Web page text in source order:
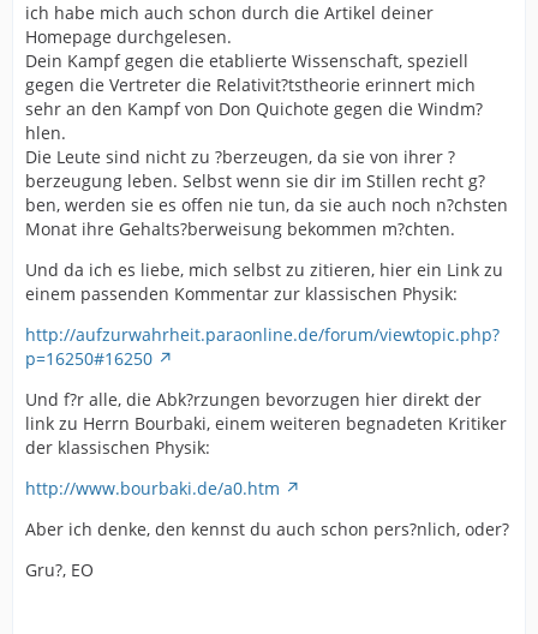
ich habe mich auch schon durch die Artikel deiner
Homepage durchgelesen.
Dein Kampf gegen die etablierte Wissenschaft, speziell
gegen die Vertreter die Relativit?tstheorie erinnert mich
sehr an den Kampf von Don Quichote gegen die Windm?
hlen.
Die Leute sind nicht zu ?berzeugen, da sie von ihrer ?
berzeugung leben. Selbst wenn sie dir im Stillen recht g?
ben, werden sie es offen nie tun, da sie auch noch n?chsten
Monat ihre Gehalts?berweisung bekommen m?chten.
Und da ich es liebe, mich selbst zu zitieren, hier ein Link zu
einem passenden Kommentar zur klassischen Physik:
http://aufzurwahrheit.paraonline.de/forum/viewtopic.php?
p=16250#16250
Und f?r alle, die Abk?rzungen bevorzugen hier direkt der
link zu Herrn Bourbaki, einem weiteren begnadeten Kritiker
der klassischen Physik:
http://www.bourbaki.de/a0.htm
Aber ich denke, den kennst du auch schon pers?nlich, oder?
Gru?, EO